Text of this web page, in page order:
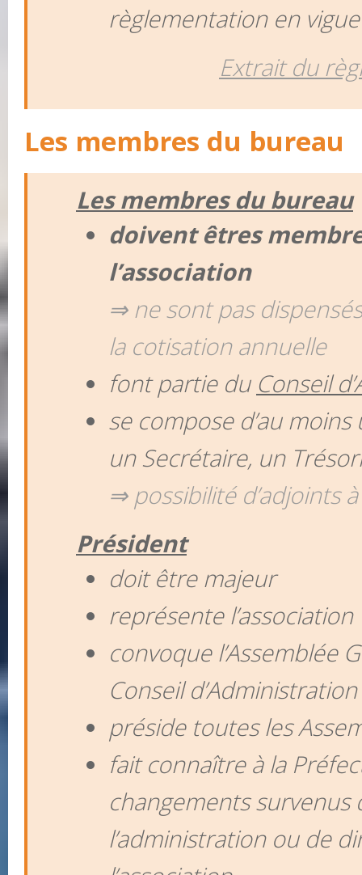
règlementation en
Extrait du
Les membres du bureau
Les membres du bureau
doivent êtres
l’association
⇒ ne sont pas
la cotisation annuelle
font partie du Conseil
se compose d’au
un Secrétaire, un
⇒ possibilité d’adjoints
Président
doit être majeur
représente l’association
convoque l’Assemblée
Conseil d’Administration
préside toutes les
fait connaître à la
changements survenus
l’administration ou de